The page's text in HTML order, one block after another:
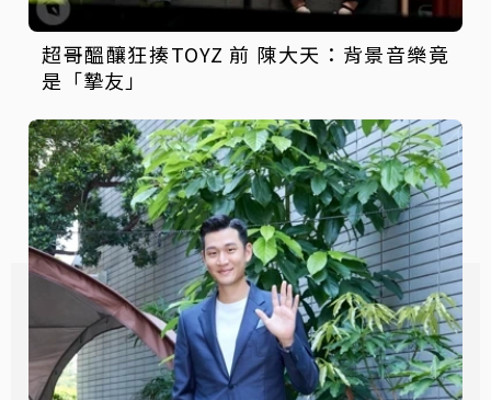
超哥醞釀狂揍TOYZ 前 陳大天：背景音樂竟
是「摯友」